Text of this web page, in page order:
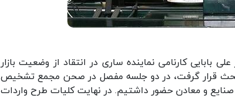
بابایی کارنامی نماینده ساری در انتقاد از وضعیت بازار
بحث قرار گرفت، در دو جلسه مفصل در صحن مجمع تشخیص
و معادن حضور داشتیم. در نهایت کلیات طرح واردات